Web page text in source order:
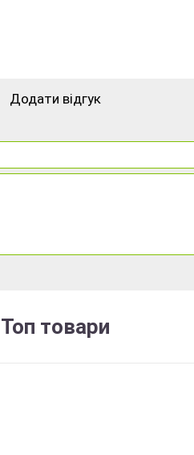
Додати відгук
Топ товари